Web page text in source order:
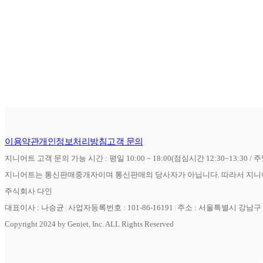
이용약관개인정보처리방침고객 문의
지니어트 고객 문의 가능 시간 : 평일 10:00 ~ 18:00(점심시간 12:30~13:30 /
지니어트는 통신판매중개자이며 통신판매의 당사자가 아닙니다. 따라서 지
주식회사 다인
대표이사 : 나승균 사업자등록번호 : 101-86-16191
주소 : 서울특별시 강남
Copyright 2024 by Geniet, Inc. ALL Rights Reserved